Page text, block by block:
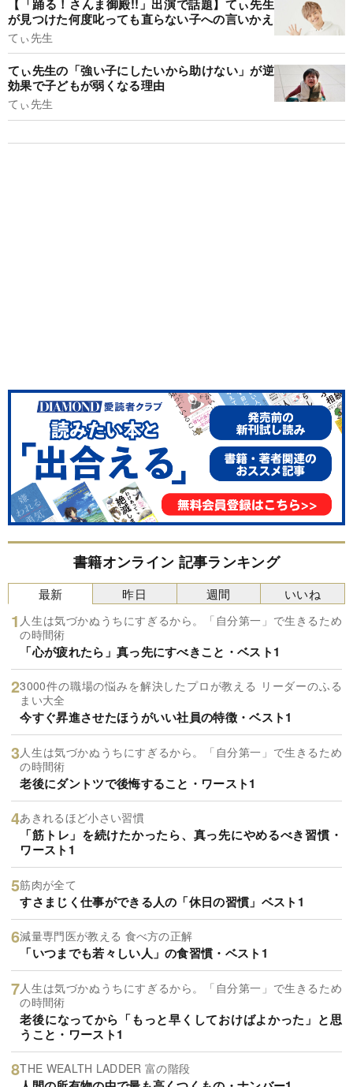
【「踊る！さんま御殿!!」出演で話題】てぃ先生
が見つけた何度叱っても直らない子への言いかえ
てぃ先生
てぃ先生の「強い子にしたいから助けない」が逆
効果で子どもが弱くなる理由
てぃ先生
書籍オンライン 記事ランキング
最新
人生は気づかぬうちにすぎるから。「自分第一」で生きるため
の時間術
「心が疲れたら」真っ先にすべきこと・ベスト1
3000件の職場の悩みを解決したプロが教える リーダーのふる
まい大全
今すぐ昇進させたほうがいい社員の特徴・ベスト1
人生は気づかぬうちにすぎるから。「自分第一」で生きるため
の時間術
老後にダントツで後悔すること・ワースト1
あきれるほど小さい習慣
「筋トレ」を続けたかったら、真っ先にやめるべき習慣・
ワースト1
筋肉が全て
すさまじく仕事ができる人の「休日の習慣」ベスト1
減量専門医が教える 食べ方の正解
「いつまでも若々しい人」の食習慣・ベスト1
人生は気づかぬうちにすぎるから。「自分第一」で生きるため
の時間術
老後になってから「もっと早くしておけばよかった」と思
うこと・ワースト1
THE WEALTH LADDER 富の階段
昨日 週間 いいね